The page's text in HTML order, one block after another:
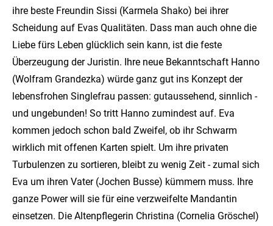
ihre beste Freundin Sissi (Karmela Shako) bei ihrer
Scheidung auf Evas Qualitäten. Dass man auch ohne die
Liebe fürs Leben glücklich sein kann, ist die feste
Überzeugung der Juristin. Ihre neue Bekanntschaft Hanno
(Wolfram Grandezka) würde ganz gut ins Konzept der
lebensfrohen Singlefrau passen: gutaussehend, sinnlich -
und ungebunden! So tritt Hanno zumindest auf. Eva
kommen jedoch schon bald Zweifel, ob ihr Schwarm
wirklich mit offenen Karten spielt. Um ihre privaten
Turbulenzen zu sortieren, bleibt zu wenig Zeit - zumal sich
Eva um ihren Vater (Jochen Busse) kümmern muss. Ihre
ganze Power will sie für eine verzweifelte Mandantin
einsetzen. Die Altenpflegerin Christina (Cornelia Gröschel)